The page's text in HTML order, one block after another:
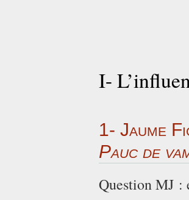
I-
1- Jaume
Pauc de
Question MJ :